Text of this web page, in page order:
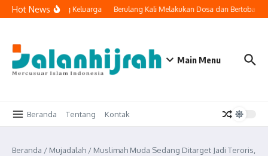
Lewati ke konten
Hot News
Masuk ke Ruang Keluarga Berulang Kali Melakukan Dosa dan Bertobat,
Main Menu
Beranda Tentang Kontak
Beranda / Mujadalah / Muslimah Muda Sedang Ditarget Jadi Teroris,